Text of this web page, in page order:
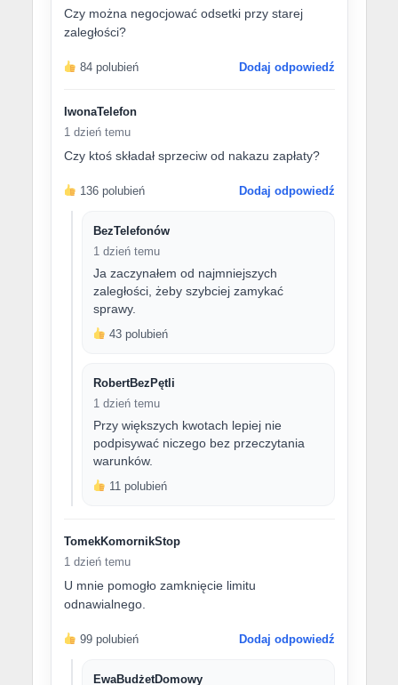
Czy można negocjować odsetki przy starej
zaległości?
84 polubień Dodaj odpowiedź
IwonaTelefon
1 dzień temu
Czy ktoś składał sprzeciw od nakazu zapłaty?
136 polubień Dodaj odpowiedź
BezTelefonów
1 dzień temu
Ja zaczynałem od najmniejszych
zaległości, żeby szybciej zamykać
sprawy.
43 polubień
RobertBezPętli
1 dzień temu
Przy większych kwotach lepiej nie
podpisywać niczego bez przeczytania
warunków.
11 polubień
TomekKomornikStop
1 dzień temu
U mnie pomogło zamknięcie limitu
odnawialnego.
99 polubień Dodaj odpowiedź
EwaBudżetDomowy